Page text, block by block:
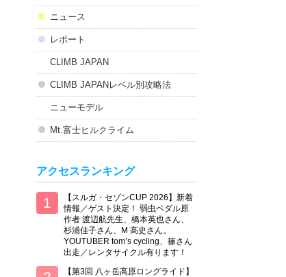
ニュース
レポート
CLIMB JAPAN
CLIMB JAPANレベル別攻略法
ニューモデル
Mt.富士ヒルクライム
アクセスランキング
【スルガ・セゾンCUP 2026】新着
情報／ゲスト決定！ 弱虫ペダル原
作者 渡辺航先生、橋本英也さん、
杉浦佳子さん、M 高史さん。
YOUTUBER tom’s cycling、篠さん
出走／レンタサイクル有ります！
【第3回 八ヶ岳高原ロングライド】